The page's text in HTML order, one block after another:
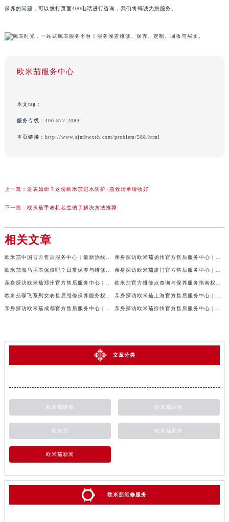
保养的问题，可以拨打页面400电话进行咨询，我们将竭诚为您服务。
欧米茄服务中心
本文tag：
服务专线： 400-877-2083
本页链接： http://www.sjmbwxsh.com/problem/588.html
上一篇： 爱表如命？这份欧米茄进水防护+急救清单请收好
下一篇： 欧米茄手表机芯生锈了解决方法推荐
相关文章
文章分类
欧米茄维修 欧米茄保养
欧米茄 欧米茄配件
欧米茄新闻
欧米茄维修服务